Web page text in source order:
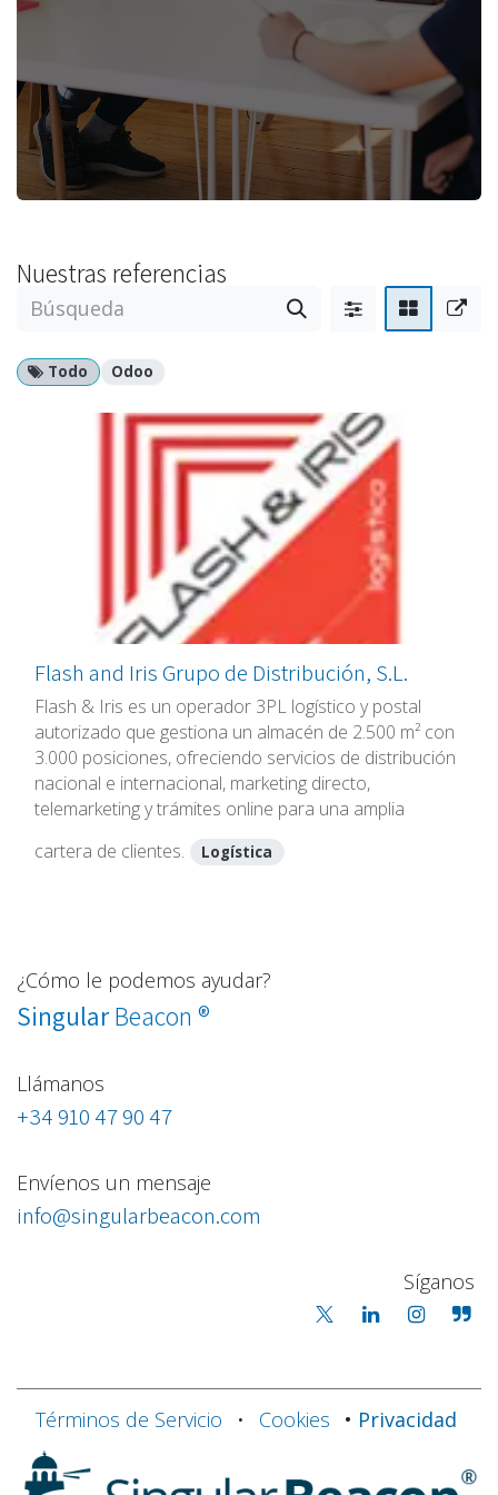
Nuestras referencias
Todo Odoo
Flash and Iris Grupo de Distribución, S.L.
Flash & Iris es un operador 3PL logístico y postal
autorizado que gestiona un almacén de 2.500 m² con
3.000 posiciones, ofreciendo servicios de distribución
nacional e internacional, marketing directo,
telemarketing y trámites online para una amplia
cartera de clientes.
Logística
¿Cómo le podemos ayudar?
SingularBeacon ®
Llámanos
+34 910 47 90 47
Envíenos un mensaje
info@singularbeacon.com
Síganos
Términos de Servicio • Cookies • Privacidad